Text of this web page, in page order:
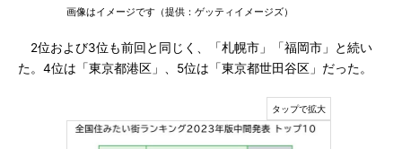
画像はイメージです（提供：ゲッティイメージズ）
2位および3位も前回と同じく、「札幌市」「福岡市」と続い
た。4位は「東京都港区」、5位は「東京都世田谷区」だった。